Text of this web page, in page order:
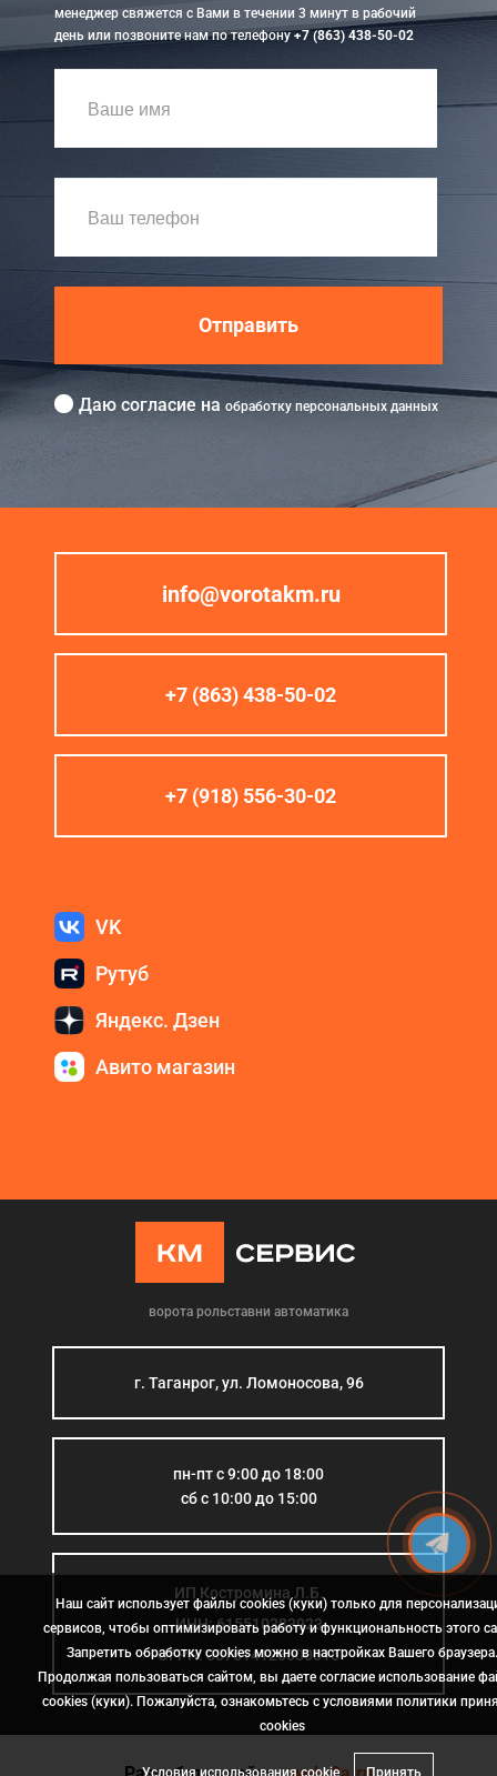
менеджер свяжется с Вами в течении 3 минут в рабочий
день или позвоните нам по телефону+7 (863) 438-50-02
Отправить
Даю согласие на обработку персональных данных
info@vorotakm.ru
+7 (863) 438-50-02
+7 (918) 556-30-02
VK
Рутуб
Яндекс. Дзен
Авито магазин
ворота рольставни автоматика
г. Таганрог, ул. Ломоносова, 96
пн-пт с 9:00 до 18:00
сб с 10:00 до 15:00
ИП Костромина Л.Б.
ИНН: 615510383923
ОГРН: 307614126000015
Наш сайт использует файлы cookies (куки) только для
сервисов, чтобы оптимизировать работу и функциональность этого
Запретить обработку cookies можно в настройках Вашего браузера.
Продолжая пользоваться сайтом, вы даете согласие использование
cookies (куки). Пожалуйста, ознакомьтесь с условиями политики
сookies
Условия использования cookie Принять